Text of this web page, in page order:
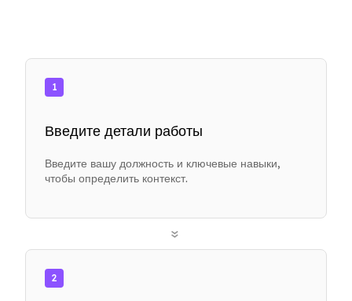
1
Введите детали работы
Введите вашу должность и ключевые навыки,
чтобы определить контекст.
»
2